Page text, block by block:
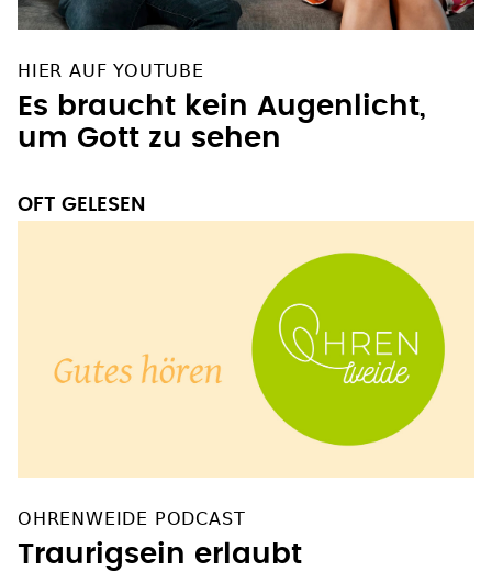
HIER AUF YOUTUBE
Es braucht kein Augenlicht,
um Gott zu sehen
OFT GELESEN
OHRENWEIDE PODCAST
Traurigsein erlaubt